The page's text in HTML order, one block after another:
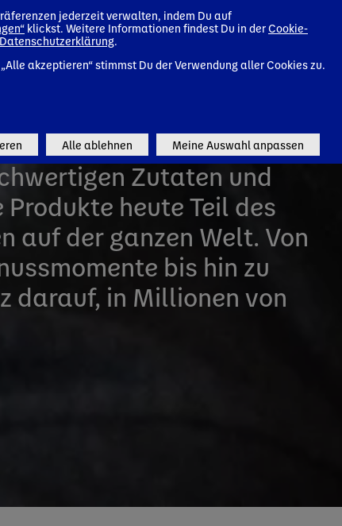
Danone-Joghurts im
einen langen Weg
Zutaten und
heute Teil des
auf der ganzen Welt. Von
bis hin zu
darauf, in Millionen von
jederzeit verwalten, indem Du auf
klickst. Weitere Informationen findest Du in derCookie-
Datenschutzerklärung.
akzeptieren“ stimmst Du der Verwendung aller Cookies zu.
Alle ablehnen Meine Auswahl anpassen